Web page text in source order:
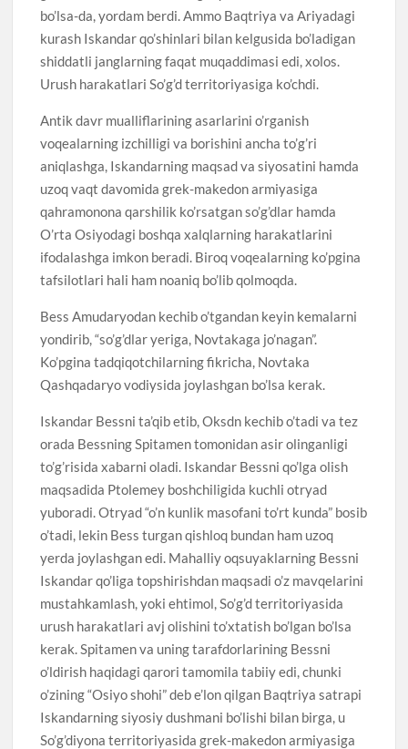
bo’lsa-da, yordam berdi. Ammo Baqtriya va Ariyadagi
kurash Iskandar qo’shinlari bilan kelgusida bo’ladigan
shiddatli janglarning faqat muqaddimasi edi, xolos.
Urush harakatlari So’g’d territoriyasiga ko’chdi.
Antik davr mualliflarining asarlarini o’rganish
voqealarning izchilligi va borishini ancha to’g’ri
aniqlashga, Iskandarning maqsad va siyosatini hamda
uzoq vaqt davomida grek-makedon armiyasiga
qahramonona qarshilik ko’rsatgan so’g’dlar hamda
O’rta Osiyodagi boshqa xalqlarning harakatlarini
ifodalashga imkon beradi. Biroq voqealarning ko’pgina
tafsilotlari hali ham noaniq bo’lib qolmoqda.
Bess Amudaryodan kechib o’tgandan keyin kemalarni
yondirib, “so’g’dlar yeriga, Novtakaga jo’nagan”.
Ko’pgina tadqiqotchilarning fikricha, Novtaka
Qashqadaryo vodiysida joylashgan bo’lsa kerak.
Iskandar Bessni ta’qib etib, Oksdn kechib o’tadi va tez
orada Bessning Spitamen tomonidan asir olinganligi
to’g’risida xabarni oladi. Iskandar Bessni qo’lga olish
maqsadida Ptolemey boshchiligida kuchli otryad
yuboradi. Otryad “o’n kunlik masofani to’rt kunda” bosib
o’tadi, lekin Bess turgan qishloq bundan ham uzoq
yerda joylashgan edi. Mahalliy oqsuyaklarning Bessni
Iskandar qo’liga topshirishdan maqsadi o’z mavqelarini
mustahkamlash, yoki ehtimol, So’g’d territoriyasida
urush harakatlari avj olishini to’xtatish bo’lgan bo’lsa
kerak. Spitamen va uning tarafdorlarining Bessni
o’ldirish haqidagi qarori tamomila tabiiy edi, chunki
o’zining “Osiyo shohi” deb e’lon qilgan Baqtriya satrapi
Iskandarning siyosiy dushmani bo’lishi bilan birga, u
So’g’diyona territoriyasida grek-makedon armiyasiga